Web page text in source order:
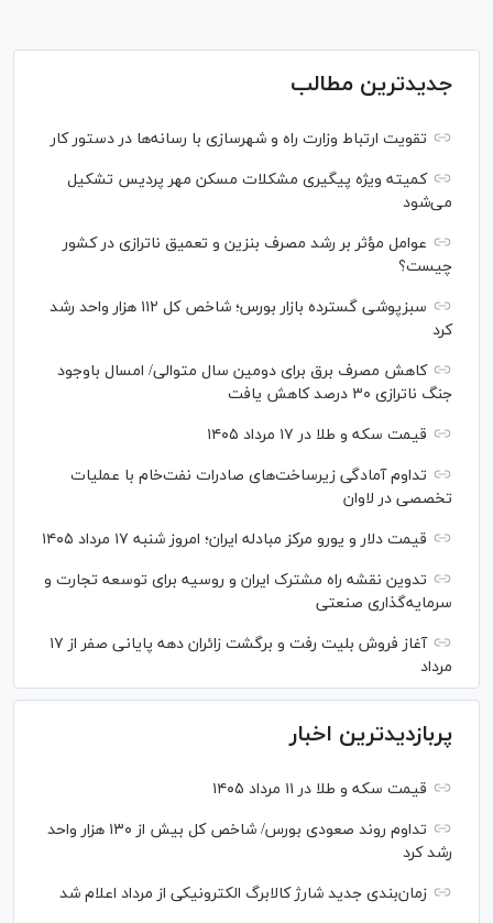
جدیدترین مطالب
تقویت ارتباط وزارت راه و شهرسازی با رسانه‌ها در دستور کار
کمیته ویژه پیگیری مشکلات مسکن مهر پردیس تشکیل
می‌شود
عوامل مؤثر بر رشد مصرف بنزین و تعمیق ناترازی در کشور
چیست؟
سبزپوشی گسترده بازار بورس؛ شاخص کل ۱۱۲ هزار واحد رشد
کرد
کاهش مصرف برق برای دومین سال متوالی/ امسال باوجود
جنگ ناترازی ۳۰ درصد کاهش یافت
قیمت سکه و طلا در ۱۷ مرداد ۱۴۰۵
تداوم آمادگی زیرساخت‌های صادرات نفت‌خام با عملیات
تخصصی در لاوان
قیمت دلار و یورو مرکز مبادله ایران؛ امروز شنبه ۱۷ مرداد ۱۴۰۵
تدوین نقشه راه مشترک ایران و روسیه برای توسعه تجارت و
سرمایه‌گذاری صنعتی
آغاز فروش بلیت رفت و برگشت زائران دهه پایانی صفر از ۱۷
مرداد
پربازدیدترین اخبار
قیمت سکه و طلا در ۱۱ مرداد ۱۴۰۵
تداوم روند صعودی بورس/ شاخص کل بیش از ۱۳۰ هزار واحد
رشد کرد
زمان‌بندی جدید شارژ کالابرگ الکترونیکی از مرداد اعلام شد